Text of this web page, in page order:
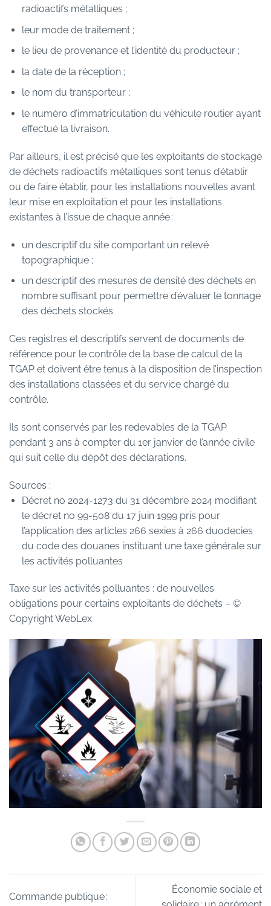
radioactifs métalliques ;
leur mode de traitement ;
le lieu de provenance et l’identité du producteur ;
la date de la réception ;
le nom du transporteur ;
le numéro d’immatriculation du véhicule routier ayant
effectué la livraison.
Par ailleurs, il est précisé que les exploitants de stockage
de déchets radioactifs métalliques sont tenus d’établir
ou de faire établir, pour les installations nouvelles avant
leur mise en exploitation et pour les installations
existantes à l’issue de chaque année :
un descriptif du site comportant un relevé
topographique ;
un descriptif des mesures de densité des déchets en
nombre suffisant pour permettre d’évaluer le tonnage
des déchets stockés.
Ces registres et descriptifs servent de documents de
référence pour le contrôle de la base de calcul de la
TGAP et doivent être tenus à la disposition de l’inspection
des installations classées et du service chargé du
contrôle.
Ils sont conservés par les redevables de la TGAP
pendant 3 ans à compter du 1er janvier de l’année civile
qui suit celle du dépôt des déclarations.
Sources :
Décret no 2024-1273 du 31 décembre 2024 modifiant
le décret no 99-508 du 17 juin 1999 pris pour
l’application des articles 266 sexies à 266 duodecies
du code des douanes instituant une taxe générale sur
les activités polluantes
Taxe sur les activités polluantes : de nouvelles
obligations pour certains exploitants de déchets – ©
Copyright WebLex
Commande publique :
Économie sociale et